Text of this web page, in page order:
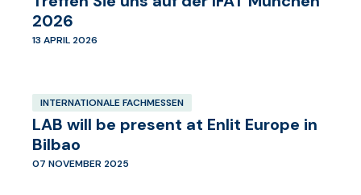
2026
13 APRIL 2026
INTERNATIONALE FACHMESSEN
LAB will be present at Enlit Europe in
Bilbao
07 NOVEMBER 2025